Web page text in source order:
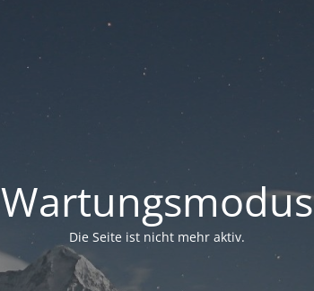
Wartungsmodus
Die Seite ist nicht mehr aktiv.